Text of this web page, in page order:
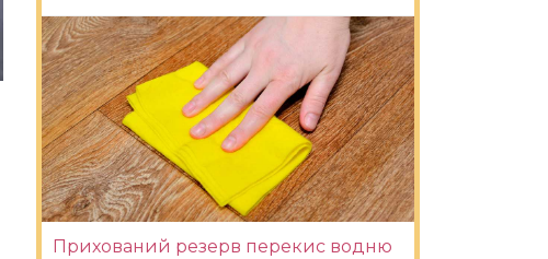
Прихований резерв перекис водню